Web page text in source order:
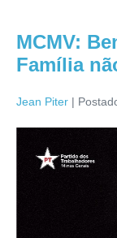
MCMV:
Família
Jean Piter |